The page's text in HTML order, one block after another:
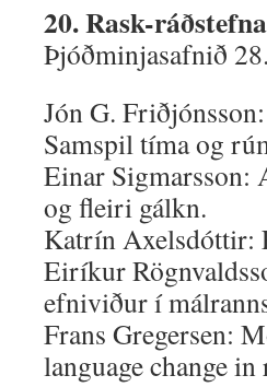
20. Rask-
Þjóðminjasafnið
Jón G.
Samspil tíma og
Einar Sigmarsson:
og fleiri gálkn.
Katrín Axelsdóttir:
Eiríkur
efniviður í
Frans Gregersen:
language change